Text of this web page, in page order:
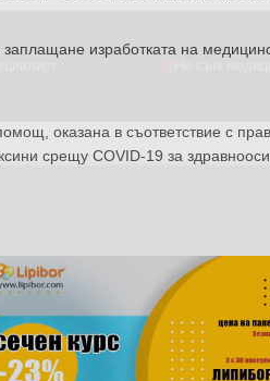
изработката на
оказана в съответствие с
срещу COVID-19 за